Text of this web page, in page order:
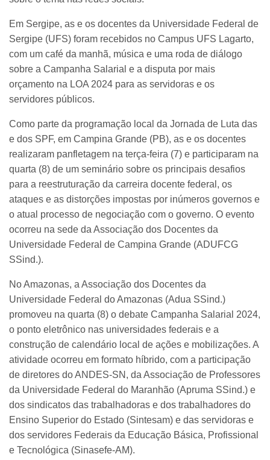
Em Sergipe, as e os docentes da Universidade Federal de
Sergipe (UFS) foram recebidos no Campus UFS Lagarto,
com um café da manhã, música e uma roda de diálogo
sobre a Campanha Salarial e a disputa por mais
orçamento na LOA 2024 para as servidoras e os
servidores públicos.
Como parte da programação local da Jornada de Luta das
e dos SPF, em Campina Grande (PB), as e os docentes
realizaram panfletagem na terça-feira (7) e participaram na
quarta (8) de um seminário sobre os principais desafios
para a reestruturação da carreira docente federal, os
ataques e as distorções impostas por inúmeros governos e
o atual processo de negociação com o governo. O evento
ocorreu na sede da Associação dos Docentes da
Universidade Federal de Campina Grande (ADUFCG
SSind.).
No Amazonas, a Associação dos Docentes da
Universidade Federal do Amazonas (Adua SSind.)
promoveu na quarta (8) o debate Campanha Salarial 2024,
o ponto eletrônico nas universidades federais e a
construção de calendário local de ações e mobilizações. A
atividade ocorreu em formato híbrido, com a participação
de diretores do ANDES-SN, da Associação de Professores
da Universidade Federal do Maranhão (Apruma SSind.) e
dos sindicatos das trabalhadoras e dos trabalhadores do
Ensino Superior do Estado (Sintesam) e das servidoras e
dos servidores Federais da Educação Básica, Profissional
e Tecnológica (Sinasefe-AM).